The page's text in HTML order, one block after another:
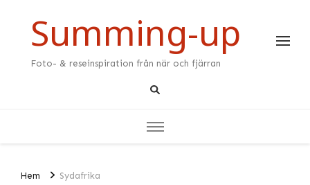
Summing-up
Foto- & reseinspiration från när och fjärran
Hem Sydafrika